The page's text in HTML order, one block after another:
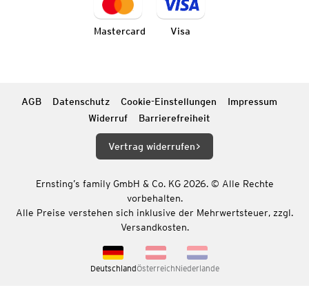
Mastercard Visa
AGB Datenschutz Cookie-Einstellungen
Impressum
Widerruf
Barrierefreiheit
Vertrag widerrufen
Ernsting’s family GmbH & Co. KG 2026. © Alle Rechte
vorbehalten.
Alle Preise verstehen sich inklusive der Mehrwertsteuer, zzgl.
Versandkosten.
DeutschlandÖsterreichNiederlande